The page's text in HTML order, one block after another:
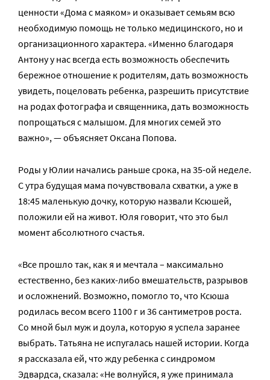
ценности «Дома с маяком» и оказывает семьям всю
необходимую помощь не только медицинского, но и
организационного характера. «Именно благодаря
Антону у нас всегда есть возможность обеспечить
бережное отношение к родителям, дать возможность
увидеть, поцеловать ребенка, разрешить присутствие
на родах фотографа и священника, дать возможность
попрощаться с малышом. Для многих семей это
важно», — объясняет Оксана Попова.
Роды у Юлии начались раньше срока, на 35-ой неделе.
С утра будущая мама почувствовала схватки, а уже в
18:45 маленькую дочку, которую назвали Ксюшей,
положили ей на живот. Юля говорит, что это был
момент абсолютного счастья.
«Все прошло так, как я и мечтала – максимально
естественно, без каких-либо вмешательств, разрывов
и осложнений. Возможно, помогло то, что Ксюша
родилась весом всего 1100 г и 36 сантиметров роста.
Со мной был муж и доула, которую я успела заранее
выбрать. Татьяна не испугалась нашей истории. Когда
я рассказала ей, что жду ребенка с синдромом
Эдвардса, сказала: «Не волнуйся, я уже принимала